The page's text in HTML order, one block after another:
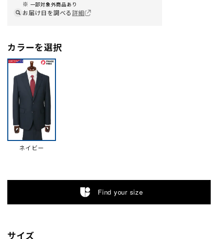
一部対象外商品あり
お届け日を調べる詳細
カラーを選択
ネイビー
Find your size
サイズ